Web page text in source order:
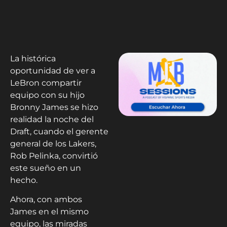
La histórica
oportunidad de ver a
LeBron compartir
equipo con su hijo
Bronny James se hizo
realidad la noche del
Draft, cuando el gerente
general de los Lakers,
Rob Pelinka, convirtió
este sueño en un
hecho.
Ahora, con ambos
James en el mismo
equipo, las miradas